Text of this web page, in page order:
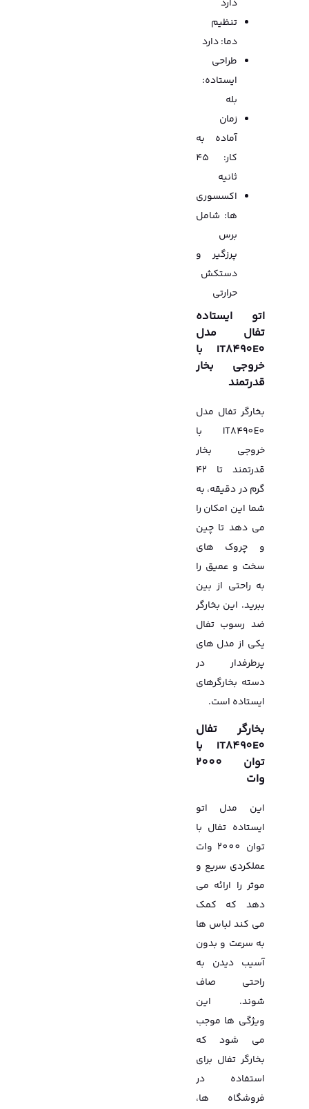
دارد
تنظیم
دما: دارد
طراحی
ایستاده:
بله
زمان
آماده به
کار: 45
ثانیه
اکسسوری
ها: شامل
برس
پرزگیر و
دستکش
حرارتی
اتو ایستاده
تفال مدل
IT8490E0 با
خروجی بخار
قدرتمند
بخارگر تفال مدل
IT8490E0 با
خروجی بخار
قدرتمند تا 42
گرم در دقیقه، به
شما این امکان را
می دهد تا چین
و چروک های
سخت و عمیق را
به راحتی از بین
ببرید. این بخارگر
ضد رسوب تفال
یکی از مدل های
پرطرفدار در
دسته بخارگرهای
ایستاده است.
بخارگر تفال
IT8490E0 با
توان 2000
وات
این مدل اتو
ایستاده تفال با
توان 2000 وات
عملکردی سریع و
موثر را ارائه می
دهد که کمک
می کند لباس ها
به سرعت و بدون
آسیب دیدن به
راحتی صاف
شوند. این
ویژگی ها موجب
می شود که
بخارگر تفال برای
استفاده در
فروشگاه ها،